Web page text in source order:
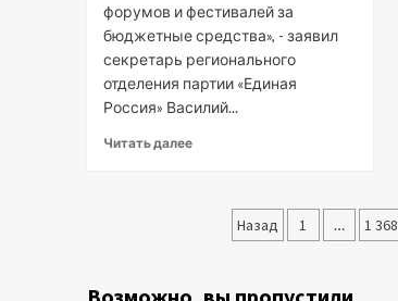
форумов и фестивалей за
бюджетные средства», - заявил
секретарь регионального
отделения партии «Единая
Россия» Василий...
Читать далее
Пагинация
Назад 1 … 1 368